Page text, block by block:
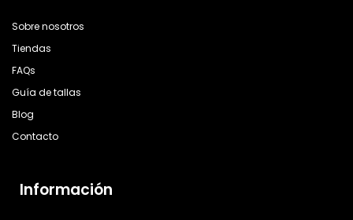
Sobre nosotros
Tiendas
FAQs
Guía de tallas
Blog
Contacto
Información